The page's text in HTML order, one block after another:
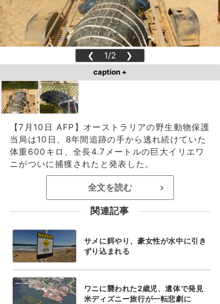
❮ 1/2 ❯
caption +
【7月10日 AFP】オーストラリアの野生動物保護
当局は10日、8年間追跡の手から逃れ続けていた
体重600キロ、全長4.7メートルの巨大イリエワ
ニがついに捕獲されたと発表した。
全文を読む >
関連記事
サメに餌やり、豪女性が水中に引き
ずり込まれる
ワニに襲われた2歳児、遺体で発見
米ディズニー旅行が一転悲劇に